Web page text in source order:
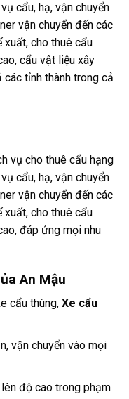
cẩu, hạ, vận chuyển
vận chuyển đến các
xuất, cho thuê cẩu
cẩu vật liệu xây
tỉnh thành trong cả
vụ cho thuê cẩu hạng
cẩu, hạ, vận chuyển
vận chuyển đến các
xuất, cho thuê cẩu
đáp ứng mọi nhu
An Mậu
cẩu thùng, Xe cẩu
vận chuyển vào mọi
độ cao trong phạm